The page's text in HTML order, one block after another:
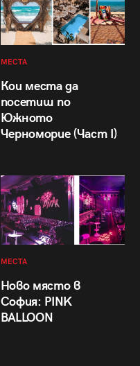
МЕСТА
Кои места да
посетиш по
Южното
Черноморие (Част I)
МЕСТА
Ново място в
София: PINK
BALLOON